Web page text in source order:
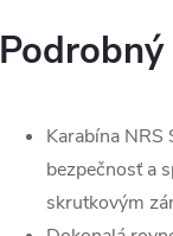
Karabína
bezpečnosť a
skrutkovým